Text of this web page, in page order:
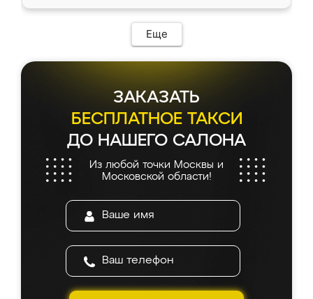
Еще
ЗАКАЗАТЬ
БЕСПЛАТНОЕ ТАКСИ
ДО НАШЕГО САЛОНА
Из любой точки Москвы и
Московской области!